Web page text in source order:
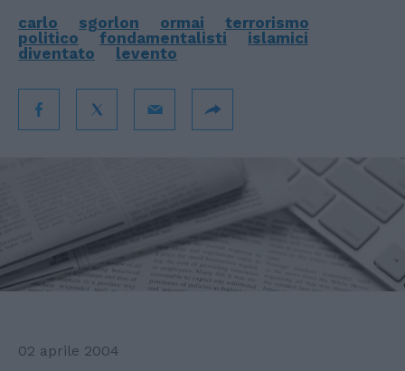
carlo sgorlon ormai
terrorismo
politico
fondamentalisti
islamici
diventato
levento
02 aprile 2004